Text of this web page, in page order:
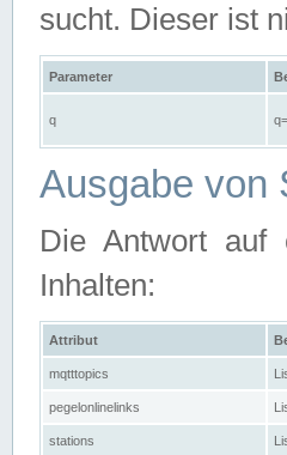
sucht. Dieser ist
Parameter
q
Ausgabe von
Die Antwort auf
Inhalten:
Attribut
mqtttopics
pegelonlinelinks
stations